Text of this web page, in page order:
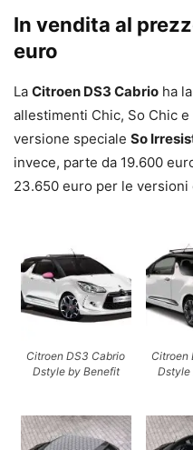
In vendita al
euro
La Citroen DS3 Cabrio ha
allestimenti Chic, So Chic
versione speciale So
invece, parte da 19.600
23.650 euro per le versioni
Citroen DS3 Cabrio
Dstyle by Benefit
Citroen
Dstyle